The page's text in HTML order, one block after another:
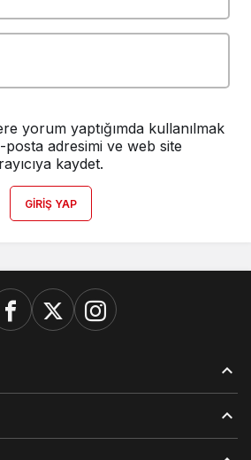
yorum yaptığımda kullanılmak
posta adresimi ve web site
kaydet.
GIRIŞ YAP